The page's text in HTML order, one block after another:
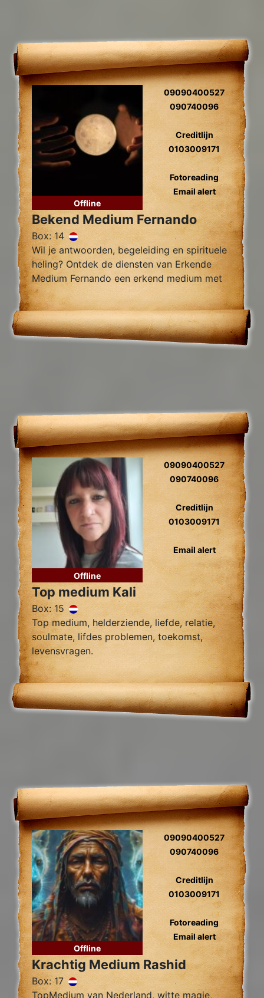
Offline
09090400527
090740096
Creditlijn
0103009171
Fotoreading
Email alert
Bekend Medium Fernando
Box: 14
Wil je antwoorden, begeleiding en spirituele
heling? Ontdek de diensten van Erkende
Medium Fernando een erkend medium met
jarenlange ervaring, gespecialiseert jn
verwijderen van black magic en van
blokades.
Offline
09090400527
090740096
Creditlijn
0103009171
Email alert
Top medium Kali
Box: 15
Top medium, helderziende, liefde, relatie,
soulmate, lifdes problemen, toekomst,
levensvragen.
Offline
09090400527
090740096
Creditlijn
0103009171
Fotoreading
Email alert
Krachtig Medium Rashid
Box: 17
TopMedium van Nederland, witte magie,